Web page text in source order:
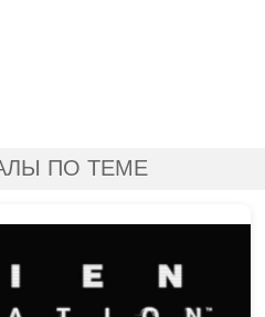
ПО ТЕМЕ